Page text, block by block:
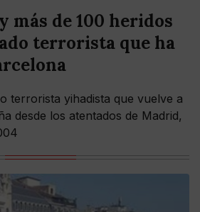
más de 100 heridos
terrorista que ha
terrorista yihadista que vuelve a
desde los atentados de Madrid,